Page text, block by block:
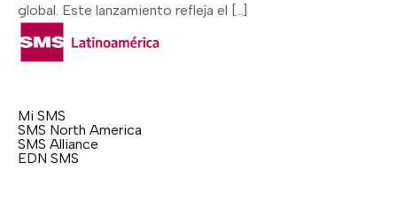
global. Este lanzamiento refleja el […]
Mi SMS
SMS North America
SMS Alliance
EDN SMS